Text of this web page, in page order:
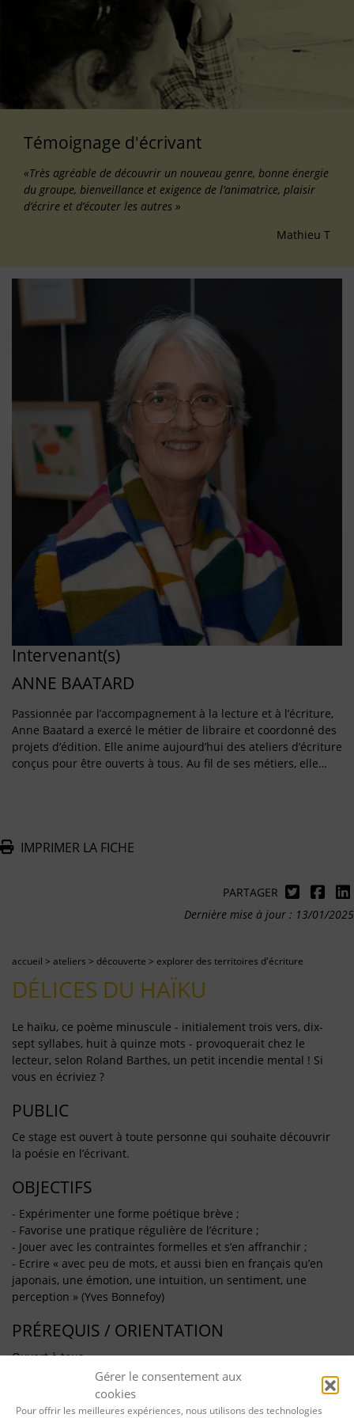
Gérer le consentement aux
cookies
Pour offrir les meilleures expériences, nous utilisons des technologies
Témoignage d'écrivant
«Très agréable de découvrir un nouveau genre, bonne énergie
du groupe, bienveillance et exigence de l’animatrice, plaisir
d’écrire et d’écouter les autres »
Mathieu T
Intervenant(s)
ANNE BAATARD
Passionnée par l’accompagnement à la lecture et à l’écriture,
Anne Baatard a exercé le métier de libraire et coordonné des
projets d’édition. Elle anime aujourd’hui des ateliers d’écriture
conçus pour être ouverts à tous. Au fil de ses métiers, elle…
IMPRIMER LA FICHE
PARTAGER
Dernière mise à jour : 13/01/2025
accueil > ateliers > découverte > explorer des territoires d'écriture
DÉLICES DU HAÏKU
Le haïku, ce poème minuscule - initialement trois vers, dix-
sept syllabes, huit à quinze mots - provoquerait chez le
lecteur, selon Roland Barthes, un petit incendie mental ! Si
vous en écriviez ?
PUBLIC
Ce stage est ouvert à toute personne qui souhaite découvrir
la poésie en l’écrivant.
OBJECTIFS
- Expérimenter une forme poétique brève ;
- Favorise une pratique régulière de l’écriture ;
- Jouer avec les contraintes formelles et s’en affranchir ;
- Ecrire « avec peu de mots, et aussi bien en français qu’en
japonais, une émotion, une intuition, un sentiment, une
perception » (Yves Bonnefoy)
PRÉREQUIS / ORIENTATION
Ouvert à tous